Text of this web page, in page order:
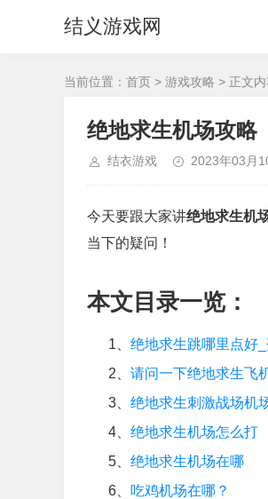
结义游戏网
当前位置： 首页 > 游戏攻略 > 正文内
绝地求生机场攻略
结衣游戏 2023年03月
今天要跟大家讲绝地求生机
当下的疑问！
本文目录一览：
1、 绝地求生跳哪里点好
2、 请问一下绝地求生飞
3、 绝地求生刺激战场机
4、 绝地求生机场怎么打
5、 绝地求生机场在哪
6、 吃鸡机场在哪？